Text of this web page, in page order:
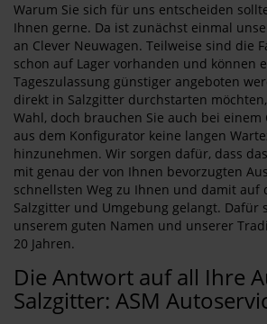
Warum Sie sich für uns entscheiden
Ihnen gerne. Da ist zunächst einmal
an Clever Neuwagen. Teilweise sind die
schon auf Lager vorhanden und können
Tageszulassung günstiger angeboten
direkt in Salzgitter durchstarten
Wahl, doch brauchen Sie auch bei einem
aus dem Konfigurator keine langen
hinzunehmen. Wir sorgen dafür, dass
mit genau der von Ihnen bevorzugten
schnellsten Weg zu Ihnen und damit auf
Salzgitter und Umgebung gelangt. Dafür
unserem guten Namen und unserer
20 Jahren.
Die Antwort auf all Ihre
Salzgitter: ASM